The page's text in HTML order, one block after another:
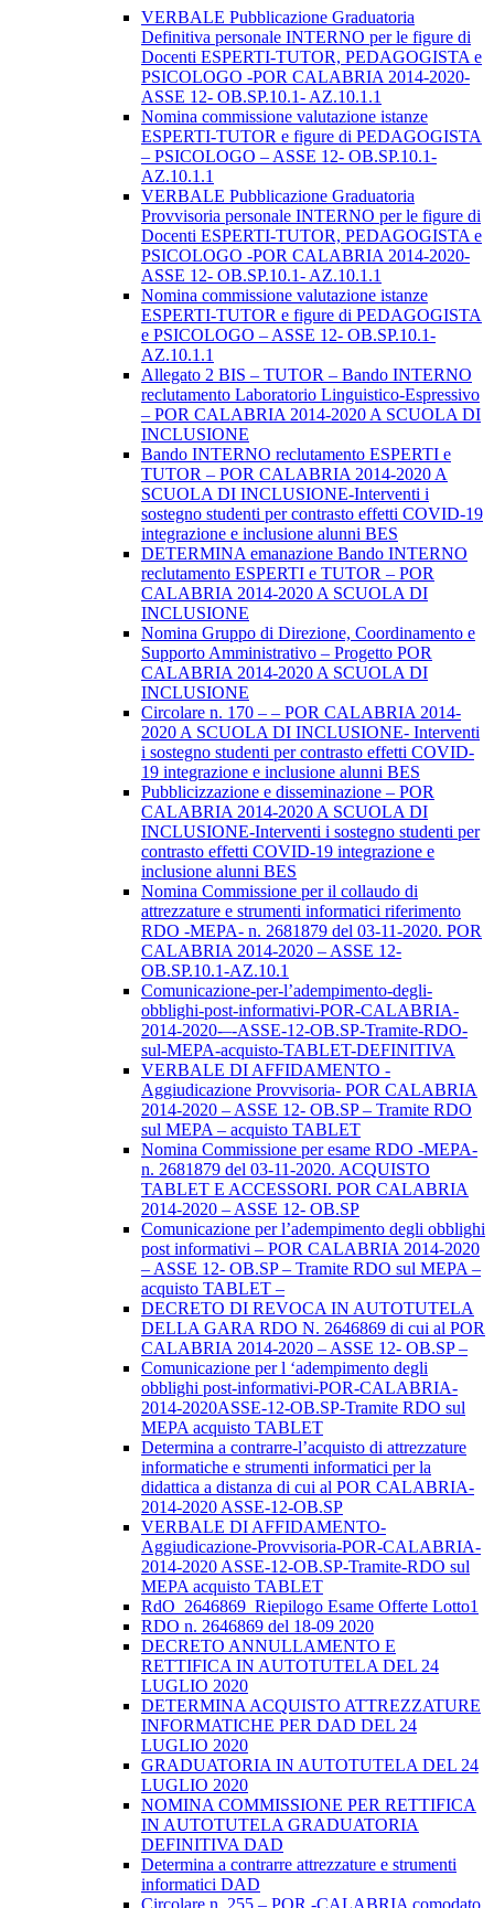
VERBALE Pubblicazione Graduatoria
Definitiva personale INTERNO per le figure di
Docenti ESPERTI-TUTOR, PEDAGOGISTA e
PSICOLOGO -POR CALABRIA 2014-2020-
ASSE 12- OB.SP.10.1- AZ.10.1.1
Nomina commissione valutazione istanze
ESPERTI-TUTOR e figure di PEDAGOGISTA
– PSICOLOGO – ASSE 12- OB.SP.10.1-
AZ.10.1.1
VERBALE Pubblicazione Graduatoria
Provvisoria personale INTERNO per le figure di
Docenti ESPERTI-TUTOR, PEDAGOGISTA e
PSICOLOGO -POR CALABRIA 2014-2020-
ASSE 12- OB.SP.10.1- AZ.10.1.1
Nomina commissione valutazione istanze
ESPERTI-TUTOR e figure di PEDAGOGISTA
e PSICOLOGO – ASSE 12- OB.SP.10.1-
AZ.10.1.1
Allegato 2 BIS – TUTOR – Bando INTERNO
reclutamento Laboratorio Linguistico-Espressivo
– POR CALABRIA 2014-2020 A SCUOLA DI
INCLUSIONE
Bando INTERNO reclutamento ESPERTI e
TUTOR – POR CALABRIA 2014-2020 A
SCUOLA DI INCLUSIONE-Interventi i
sostegno studenti per contrasto effetti COVID-19
integrazione e inclusione alunni BES
DETERMINA emanazione Bando INTERNO
reclutamento ESPERTI e TUTOR – POR
CALABRIA 2014-2020 A SCUOLA DI
INCLUSIONE
Nomina Gruppo di Direzione, Coordinamento e
Supporto Amministrativo – Progetto POR
CALABRIA 2014-2020 A SCUOLA DI
INCLUSIONE
Circolare n. 170 – – POR CALABRIA 2014-
2020 A SCUOLA DI INCLUSIONE- Interventi
i sostegno studenti per contrasto effetti COVID-
19 integrazione e inclusione alunni BES
Pubblicizzazione e disseminazione – POR
CALABRIA 2014-2020 A SCUOLA DI
INCLUSIONE-Interventi i sostegno studenti per
contrasto effetti COVID-19 integrazione e
inclusione alunni BES
Nomina Commissione per il collaudo di
attrezzature e strumenti informatici riferimento
RDO -MEPA- n. 2681879 del 03-11-2020. POR
CALABRIA 2014-2020 – ASSE 12-
OB.SP.10.1-AZ.10.1
Comunicazione-per-l’adempimento-degli-
obblighi-post-informativi-POR-CALABRIA-
2014-2020-–-ASSE-12-OB.SP-Tramite-RDO-
sul-MEPA-acquisto-TABLET-DEFINITIVA
VERBALE DI AFFIDAMENTO -
Aggiudicazione Provvisoria- POR CALABRIA
2014-2020 – ASSE 12- OB.SP – Tramite RDO
sul MEPA – acquisto TABLET
Nomina Commissione per esame RDO -MEPA-
n. 2681879 del 03-11-2020. ACQUISTO
TABLET E ACCESSORI. POR CALABRIA
2014-2020 – ASSE 12- OB.SP
Comunicazione per l’adempimento degli obblighi
post informativi – POR CALABRIA 2014-2020
– ASSE 12- OB.SP – Tramite RDO sul MEPA –
acquisto TABLET –
DECRETO DI REVOCA IN AUTOTUTELA
DELLA GARA RDO N. 2646869 di cui al POR
CALABRIA 2014-2020 – ASSE 12- OB.SP –
Comunicazione per l ‘adempimento degli
obblighi post-informativi-POR-CALABRIA-
2014-2020ASSE-12-OB.SP-Tramite RDO sul
MEPA acquisto TABLET
Determina a contrarre-l’acquisto di attrezzature
informatiche e strumenti informatici per la
didattica a distanza di cui al POR CALABRIA-
2014-2020 ASSE-12-OB.SP
VERBALE DI AFFIDAMENTO-
Aggiudicazione-Provvisoria-POR-CALABRIA-
2014-2020 ASSE-12-OB.SP-Tramite-RDO sul
MEPA acquisto TABLET
RdO_2646869_Riepilogo Esame Offerte Lotto1
RDO n. 2646869 del 18-09 2020
DECRETO ANNULLAMENTO E
RETTIFICA IN AUTOTUTELA DEL 24
LUGLIO 2020
DETERMINA ACQUISTO ATTREZZATURE
INFORMATICHE PER DAD DEL 24
LUGLIO 2020
GRADUATORIA IN AUTOTUTELA DEL 24
LUGLIO 2020
NOMINA COMMISSIONE PER RETTIFICA
IN AUTOTUTELA GRADUATORIA
DEFINITIVA DAD
Determina a contrarre attrezzature e strumenti
informatici DAD